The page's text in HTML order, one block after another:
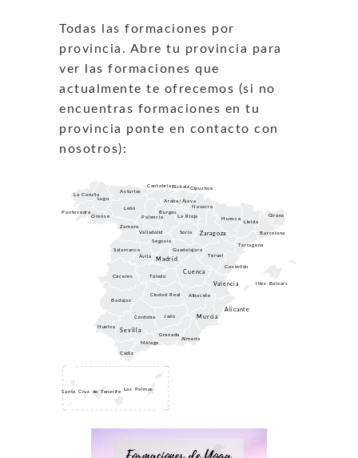
Todas las formaciones por
provincia. Abre tu provincia para
ver las formaciones que
actualmente te ofrecemos (si no
encuentras formaciones en tu
provincia ponte en contacto con
nosotros):
La Coruña
Araba/Álava
Albacete
Alicante
Almería
Asturias
Ávila
Badajoz
Illes Balears
Barcelona
Bizkaia
Burgos
Cáceres
Cádiz
Cantabria
Castellón
Ciudad Real
Córdoba
Cuenca
Gipuzkoa
Girona
Granada
Guadalajara
Huelva
Huesca
Jaén
La Rioja
Las Palmas
León
Lleida
Lugo
Madrid
Málaga
Murcia
Navarra
Orense Palencia
Pontevedra
Salamanca
Santa Cruz de Tenerife
Segovia
Sevilla
Soria
Tarragona
Teruel
Toledo
Valencia
Valladolid
Zamora
Zaragoza